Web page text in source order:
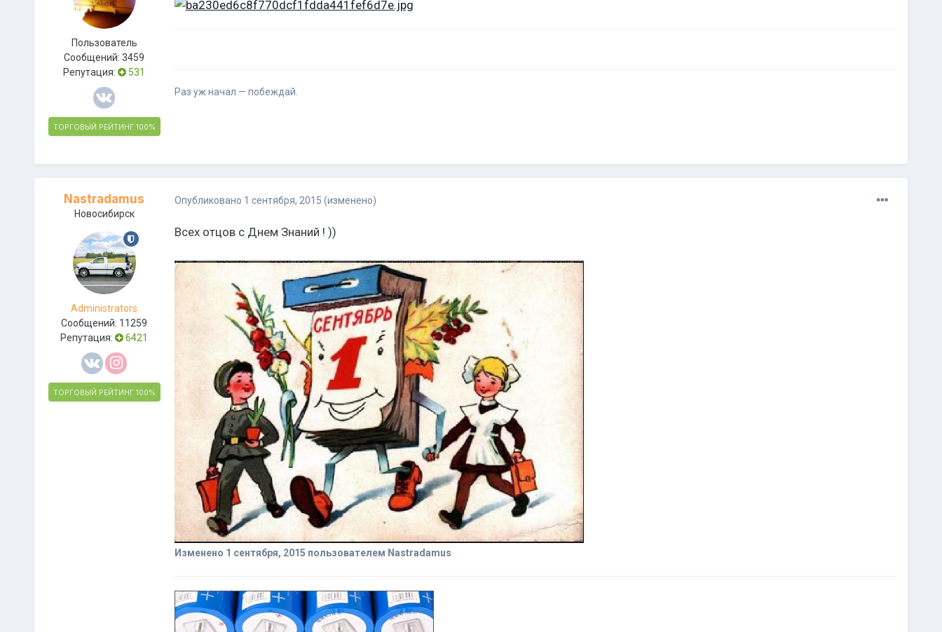
Пользователь
Сообщений:3459
Репутация:
531
ТОРГОВЫЙ РЕЙТИНГ 100%
Раз уж начал — побеждай.
Nastradamus
Новосибирск
Administrators
Сообщений: 11259
Репутация:
6421
ТОРГОВЫЙ РЕЙТИНГ 100%
Опубликовано 1 сентября, 2015 (изменено)
Всех отцов с Днем Знаний ! ))
Изменено 1 сентября, 2015 пользователем Nastradamus